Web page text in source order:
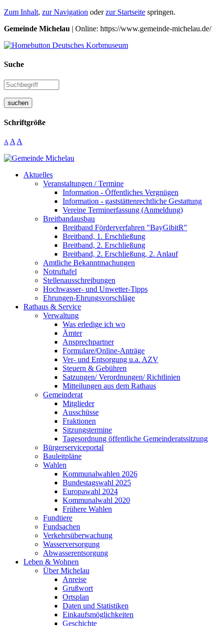
Zum Inhalt, zur Navigation oderzur Startseite springen.
Gemeinde Michelau | Online: https://www.gemeinde-michelau.de/
Suche
suchen
Schriftgröße
A A A
Aktuelles
Veranstaltungen / Termine
Information - Öffentliches Vergnügen
Information - gaststättenrechtliche Gestattung
Vereine Terminerfassung (Anmeldung)
Breitbandausbau
Breitband Förderverfahren "BayGibitR"
Breitband, 1. Erschließung
Breitband, 2. Erschließung
Breitband, 2. Erschließung, 2. Anlauf
Amtliche Bekanntmachungen
Notruftafel
Stellenausschreibungen
Hochwasser- und Unwetter-Tipps
Ehrungen-Ehrungsvorschläge
Rathaus & Service
Verwaltung
Was erledige ich wo
Ämter
Ansprechpartner
Formulare/Online-Anträge
Ver- und Entsorgung u.a. AZV
Steuern & Gebühren
Satzungen/ Verordnungen/ Richtlinien
Mitteilungen aus dem Rathaus
Gemeinderat
Mitglieder
Ausschüsse
Fraktionen
Sitzungstermine
Tagesordnung öffentliche Gemeinderatssitzung
Bürgerserviceportal
Bauleitpläne
Wahlen
Kommunalwahlen 2026
Bundestagswahl 2025
Europawahl 2024
Kommunalwahl 2020
Frühere Wahlen
Fundtiere
Fundsachen
Verkehrsüberwachung
Wasserversorgung
Abwasserentsorgung
Leben & Wohnen
Über Michelau
Anreise
Grußwort
Ortsplan
Daten und Statistiken
Einkaufsmöglichkeiten
Geschichte